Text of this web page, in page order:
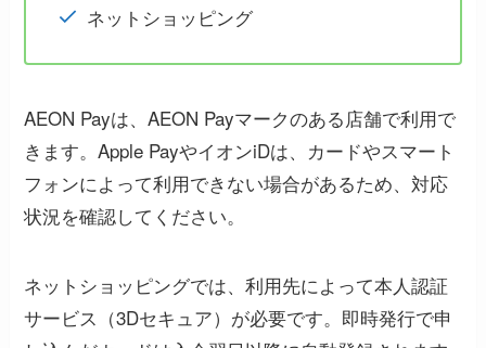
ネットショッピング
AEON Payは、AEON Payマークのある店舗で利用で
きます。Apple PayやイオンiDは、カードやスマート
フォンによって利用できない場合があるため、対応
状況を確認してください。
ネットショッピングでは、利用先によって本人認証
サービス（3Dセキュア）が必要です。即時発行で申